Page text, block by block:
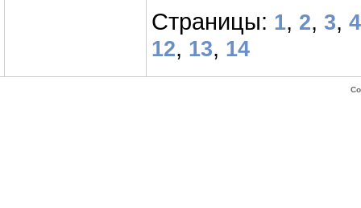
Страницы: 1, 2, 3, 4
12, 13, 14